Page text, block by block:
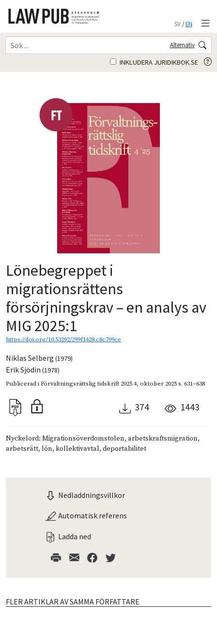
SV/EN
Alternativ
INKLUDERA JURIDIKBOK.SE
Lönebegreppet i
migrationsrättens
försörjningskrav – en analys av
MIG 2025:1
https://doi.org/10.53292/299f1428.c8c799ce
Niklas Selberg (1979)
Erik Sjödin (1978)
Publicerad iFörvaltningsrättslig tidskrift 2025 4, oktober 2025s. 631–638
374 1443
Nyckelord: Migrationsöverdomstolen, arbetskraftsmigration,
arbetsrätt, lön, kollektivavtal, deportabilitet
Nedladdningsvillkor
Automatisk referens
Ladda ned
FLER ARTIKLAR AV SAMMA FÖRFATTARE